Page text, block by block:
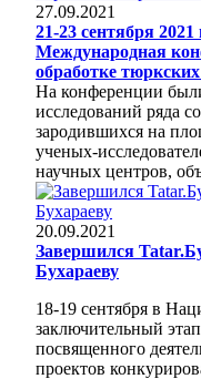
27.09.2021
21-23 сентября
Международная
обработке
На конференции
исследований ряда
зародившихся на
ученых-
научных центров,
20.09.2021
Завершился
Бухараеву
18-19 сентября в
заключительный
посвященного
проектов